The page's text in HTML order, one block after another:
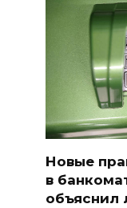
Новые
в
объяснил